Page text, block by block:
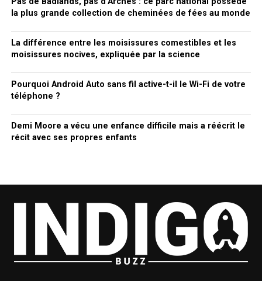
la plus grande collection de cheminées de fées au monde
La différence entre les moisissures comestibles et les
moisissures nocives, expliquée par la science
Pourquoi Android Auto sans fil active-t-il le Wi-Fi de votre
téléphone ?
Demi Moore a vécu une enfance difficile mais a réécrit le
récit avec ses propres enfants